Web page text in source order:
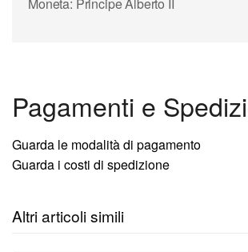
Pagamenti e
Guarda le modalità di pagamento
Guarda i costi di spedizione
Altri articoli simili